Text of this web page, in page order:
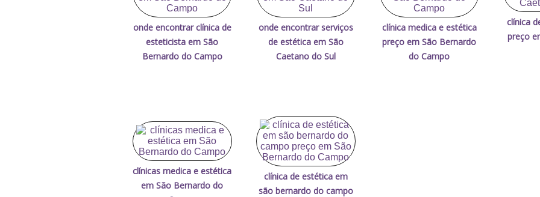
onde encontrar clínica de
esteticista em São
Bernardo do Campo
onde encontrar serviços
de estética em São
Caetano do Sul
clínica medica e estética
preço em São Bernardo
do Campo
clínica
preço
clínicas medica e estética
em São Bernardo do
clínica de estética em
são bernardo do campo